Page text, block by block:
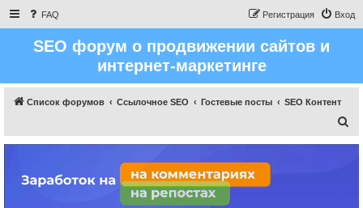
FAQ Вход
Регистрация
SEO форум о продвижении сайтов и
интернет-маркетинге
Список форумов Ссылочное SEO Гостевые посты
SEO Контент